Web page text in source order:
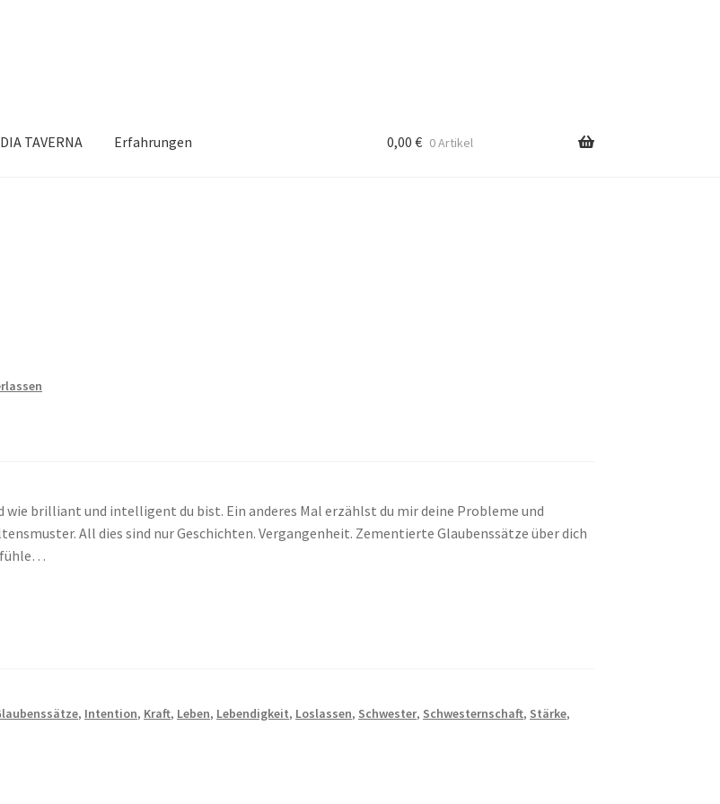
TAVERNA Erfahrungen 0,00 € 0 Artikel
brilliant und intelligent du bist. Ein anderes Mal erzählst du mir deine Probleme und
All dies sind nur Geschichten. Vergangenheit. Zementierte Glaubenssätze über dich
, Intention, Kraft, Leben, Lebendigkeit, Loslassen, Schwester, Schwesternschaft, Stärke,